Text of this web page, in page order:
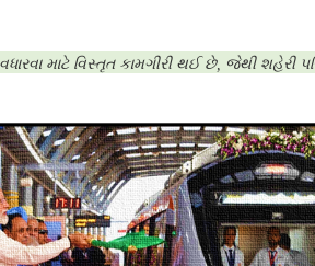
માટે વિસ્તૃત કામગીરી થઈ છે, જેથી શહેરી